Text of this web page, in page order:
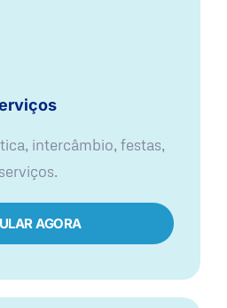
intercâmbio, festas,
AGORA